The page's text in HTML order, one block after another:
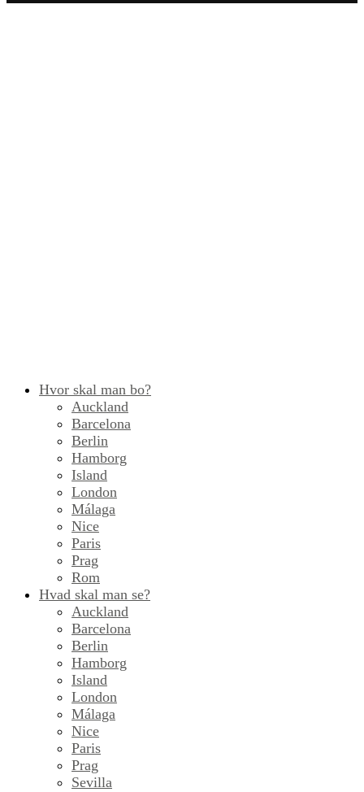
Hvor skal man bo?
Auckland
Barcelona
Berlin
Hamborg
Island
London
Málaga
Nice
Paris
Prag
Rom
Hvad skal man se?
Auckland
Barcelona
Berlin
Hamborg
Island
London
Málaga
Nice
Paris
Prag
Sevilla